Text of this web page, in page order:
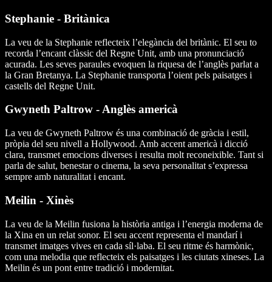
Stephanie - Britànica
La veu de la Stephanie reflecteix l’elegància del britànic. El seu to
recorda l’encant clàssic del Regne Unit, amb una pronunciació
acurada. Les seves paraules evoquen la riquesa de l’anglès parlat a
la Gran Bretanya. La Stephanie transporta l’oient pels paisatges i
castells del Regne Unit.
Gwyneth Paltrow - Anglès americà
La veu de Gwyneth Paltrow és una combinació de gràcia i estil,
pròpia del seu nivell a Hollywood. Amb accent americà i dicció
clara, transmet emocions diverses i resulta molt reconeixible. Tant si
parla de salut, benestar o cinema, la seva personalitat s’expressa
sempre amb naturalitat i encant.
Meilin - Xinès
La veu de la Meilin fusiona la història antiga i l’energia moderna de
la Xina en un relat sonor. El seu accent representa el mandarí i
transmet imatges vives en cada síl·laba. El seu ritme és harmònic,
com una melodia que reflecteix els paisatges i les ciutats xineses. La
Meilin és un pont entre tradició i modernitat.